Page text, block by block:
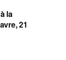
la
21